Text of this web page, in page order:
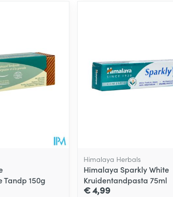
Tandp 150g
Himalaya Herbals
Himalaya Sparkly White
Kruidentandpasta 75ml
€ 4,99